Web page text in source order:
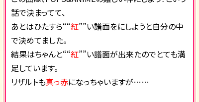
話で決まってて、
あとはひたすら““紅””い譜面をにしようと自分の中
で決めてました。
結果はちゃんと““紅””い譜面が出来たのでとても満
足しています。
リザルトも真っ赤になっちゃいますが……